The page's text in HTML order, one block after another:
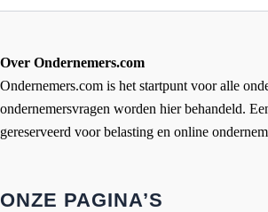
Over Ondernemers.com
Ondernemers.com is het startpunt voor alle
ondernemersvragen worden hier behandeld.
gereserveerd voor belasting en online
ONZE PAGINA’S